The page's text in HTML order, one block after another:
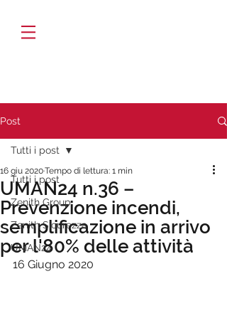
Post
Tutti i post
Zenith Group
Zenith Sicurezza
UMAN24
Tutti i post
UMAN24 n.36 –
Prevenzione incendi,
semplificazione in arrivo
per l'80% delle attività
16 giu 2020Tempo di lettura: 1 min
16 Giugno 2020